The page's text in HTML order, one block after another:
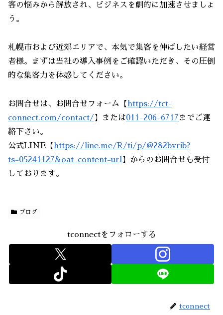
客の悩みから解放され、ビジネスを劇的に加速させましょ
う。
札幌市および近郊エリアで、本気で集客を伸ばしたい経営
者様。まずは当社の導入事例をご確認いただき、その圧倒
的な集客力を体感してください。
お問合せは、お問合せフォーム【 https://tct-
connect.com/contact/ 】または011-206-6717までご連
絡下さい。
公式LINE【 https://line.me/R/ti/p/@282bvrib?
ts=05241127&oat_content=url 】からのお問合せも受付
しております。
ブログ
tconnectをフォローする
tconnect